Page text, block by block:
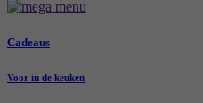
Cadeaus
Voor in de keuken